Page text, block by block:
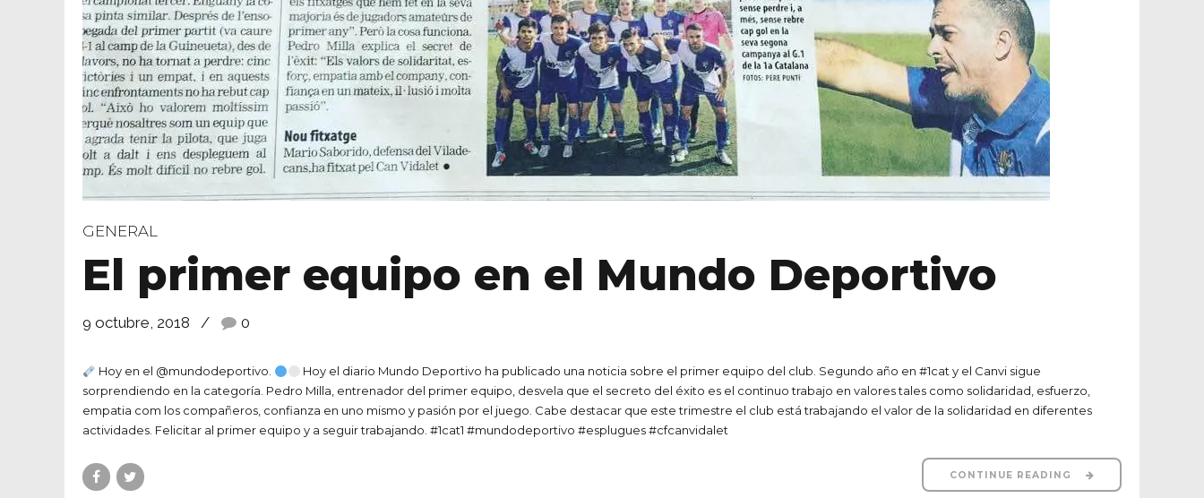
GENERAL
El primer equipo en el Mundo Deportivo
9 octubre, 2018 0
Hoy en el @mundodeportivo.
Hoy el diario Mundo Deportivo ha publicado una noticia sobre el primer equipo del club. Segundo año en #1cat y el Canvi sigue
sorprendiendo en la categoría. Pedro Milla, entrenador del primer equipo, desvela que el secreto del éxito es el continuo trabajo en valores tales como solidaridad, esfuerzo,
empatia com los compañeros, confianza en uno mismo y pasión por el juego. Cabe destacar que este trimestre el club está trabajando el valor de la solidaridad en diferentes
actividades. Felicitar al primer equipo y a seguir trabajando. #1cat1 #mundodeportivo #esplugues #cfcanvidalet
CONTINUE READING